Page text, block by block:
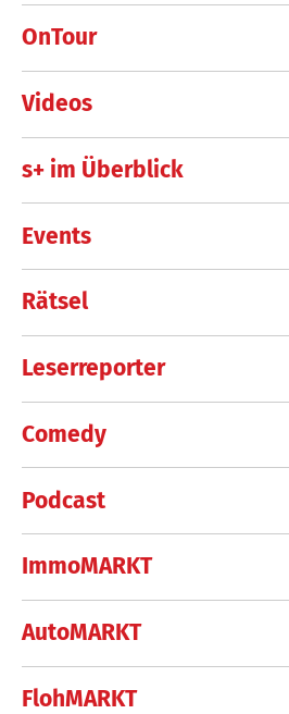
OnTour
Videos
s+ im Überblick
Events
Rätsel
Leserreporter
Comedy
Podcast
ImmoMARKT
AutoMARKT
FlohMARKT